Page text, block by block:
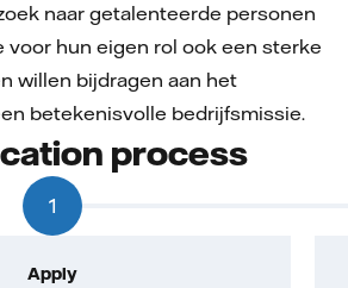
naar getalenteerde personen
voor hun eigen rol ook een sterke
willen bijdragen aan het
betekenisvolle bedrijfsmissie.
process
1
Apply